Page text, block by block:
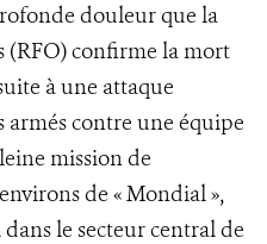
douleur que la
(RFO) confirme la mort
à une attaque
armés contre une équipe
mission de
de « Mondial »,
le secteur central de